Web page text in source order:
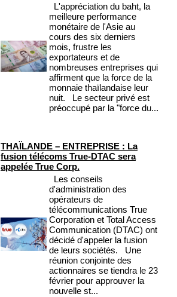
L'appréciation du baht, la
meilleure performance
monétaire de l'Asie au
cours des six derniers
mois, frustre les
exportateurs et de
nombreuses entreprises qui
affirment que la force de la
monnaie thaïlandaise leur
nuit. Le secteur privé est
préoccupé par la "force du...
THAÏLANDE – ENTREPRISE : La
fusion télécoms True-DTAC sera
appelée True Corp.
Les conseils
d'administration des
opérateurs de
télécommunications True
Corporation et Total Access
Communication (DTAC) ont
décidé d'appeler la fusion
de leurs sociétés. Une
réunion conjointe des
actionnaires se tiendra le 23
février pour approuver la
nouvelle st...